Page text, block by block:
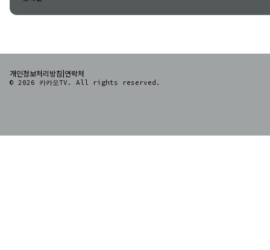
개인정보처리방침 연락처
© 2026 카카오TV. All rights reserved.